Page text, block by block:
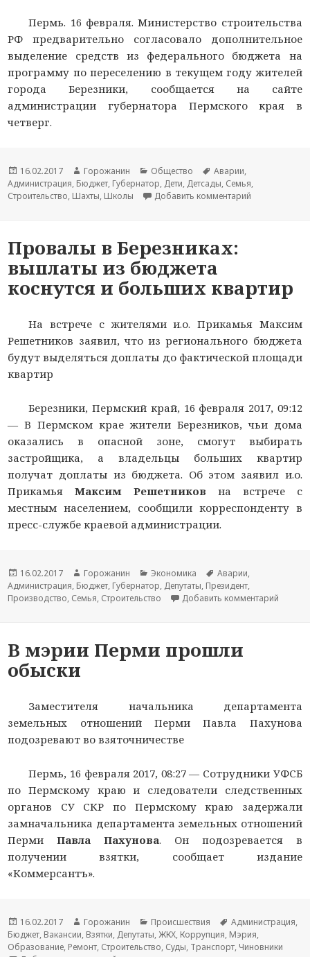
Пермь. 16 февраля. Министерство строительства
РФ предварительно согласовало дополнительное
выделение средств из федерального бюджета на
программу по переселению в текущем году жителей
города Березники, сообщается на сайте
администрации губернатора Пермского края в
четверг.
Новость
опубликована
16.02.2017
Автор
новости
Горожанин
Раздел
новостей
Общество
Тема
новости
Аварии,
Администрация, Бюджет, Губернатор, Дети, Детсады, Семья,
Строительство, Шахты, Школы Добавить комментарий
Провалы в Березниках:
выплаты из бюджета
коснутся и больших квартир
На встрече с жителями и.о. Прикамья Максим
Решетников заявил, что из регионального бюджета
будут выделяться доплаты до фактической площади
квартир
Березники, Пермский край, 16 февраля 2017, 09:12
—В Пермском крае жители Березников, чьи дома
оказались в опасной зоне, смогут выбирать
застройщика, а владельцы больших квартир
получат доплаты из бюджета. Об этом заявил и.о.
ПрикамьяМаксим Решетников на встрече с
местным населением, сообщили корреспонденту в
пресс-службе краевой администрации.
Новость
опубликована
16.02.2017
Автор
новости
Горожанин
Раздел
новостей
Экономика
Тема
новости
Аварии,
Администрация, Бюджет, Губернатор, Депутаты, Президент,
Производство, Семья, Строительство Добавить комментарий
В мэрии Перми прошли
обыски
Заместителя начальника департамента
земельных отношений Перми Павла Пахунова
подозревают во взяточничестве
Пермь, 16 февраля 2017, 08:27 — Сотрудники УФСБ
по Пермскому краю и следователи следственных
органов СУ СКР по Пермскому краю задержали
замначальника департамента земельных отношений
ПермиПавла Пахунова. Он подозревается в
получении взятки, сообщает издание
«Коммерсантъ».
Новость
опубликована
16.02.2017
Автор
новости
Горожанин
Раздел
новостей
Происшествия
Тема
новости
Администрация,
Бюджет, Вакансии, Взятки, Депутаты,ЖКХ, Коррупция, Мэрия,
Образование, Ремонт, Строительство, Суды, Транспорт, Чиновники